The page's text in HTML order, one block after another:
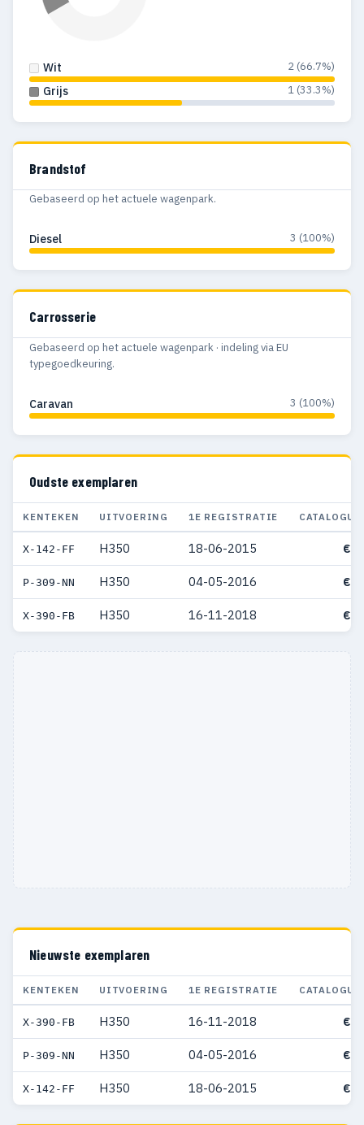
Wit 2 (66.7%)
Grijs 1 (33.3%)
Brandstof
Gebaseerd op het actuele wagenpark.
Diesel 3 (100%)
Carrosserie
Gebaseerd op het actuele wagenpark · indeling via EU
typegoedkeuring.
Caravan 3 (100%)
Oudste exemplaren
KENTEKEN UITVOERING 1E REGISTRATIE
X-142-FF H350 18-06-2015 €
P-309-NN H350 04-05-2016 €
X-390-FB H350 16-11-2018 €
Nieuwste exemplaren
KENTEKEN UITVOERING 1E REGISTRATIE
X-390-FB H350 16-11-2018 €
P-309-NN H350 04-05-2016 €
X-142-FF H350 18-06-2015 €